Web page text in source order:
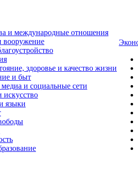
и международные отношения
вооружение
здоровье и качество жизни
и быт
и социальные сети
искусство
языки